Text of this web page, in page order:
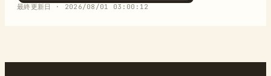
最終更新日 · 2026/08/01 03:00:12